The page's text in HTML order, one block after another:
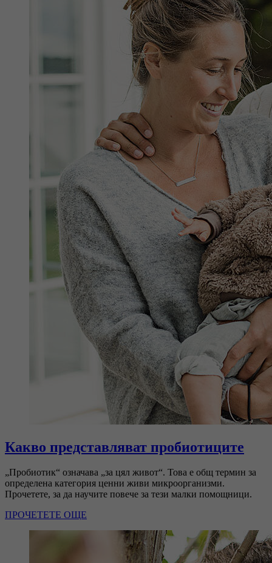
Какво представляват пробиотиците
„Пробиотик“ означава „за цял живот“. Това е общ термин за
определена категория ценни живи микроорганизми.
Прочетете, за да научите повече за тези малки помощници.
ПРОЧЕТЕТЕ ОЩЕ